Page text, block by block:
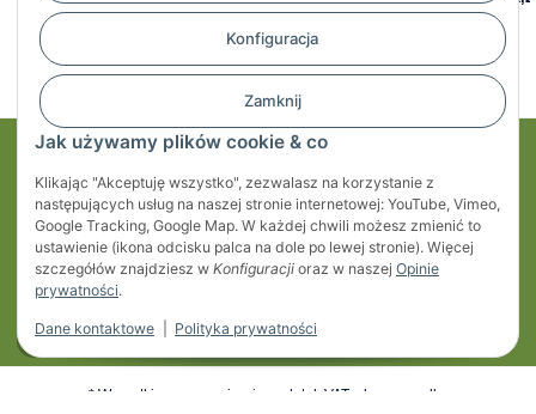
Konfiguracja
Zamknij
Jak używamy plików cookie & co
Klikając "Akceptuję wszystko", zezwalasz na korzystanie z
następujących usług na naszej stronie internetowej: YouTube, Vimeo,
Google Tracking, Google Map. W każdej chwili możesz zmienić to
ustawienie (ikona odcisku palca na dole po lewej stronie). Więcej
szczegółów znajdziesz w Konfiguracji oraz w naszej Opinie
prywatności.
Dane kontaktowe Polityka prywatności
Regulaminy
Informacje
* Wszystkie ceny zawierają podatek VAT, plus
przesyłka